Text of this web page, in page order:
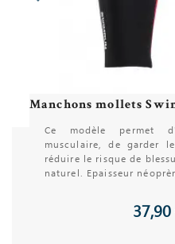
Ce modèle permet
musculaire, de garder
réduire le risque de
naturel. Epaisseur